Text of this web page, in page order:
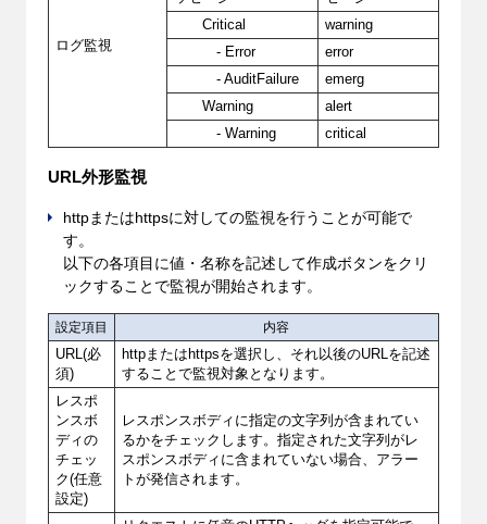
ログ監視
Critical
warning
- Error
error
- AuditFailure
emerg
Warning
alert
- Warning
critical
URL外形監視
httpまたはhttpsに対しての監視を行うことが可能で
す。
以下の各項目に値・名称を記述して作成ボタンをクリ
ックすることで監視が開始されます。
設定項目
内容
URL(必
須)
httpまたはhttpsを選択し、それ以後のURLを記述
することで監視対象となります。
レスポ
ンスボ
ディの
チェッ
ク(任意
設定)
レスポンスボディに指定の文字列が含まれてい
るかをチェックします。指定された文字列がレ
スポンスボディに含まれていない場合、アラー
トが発信されます。